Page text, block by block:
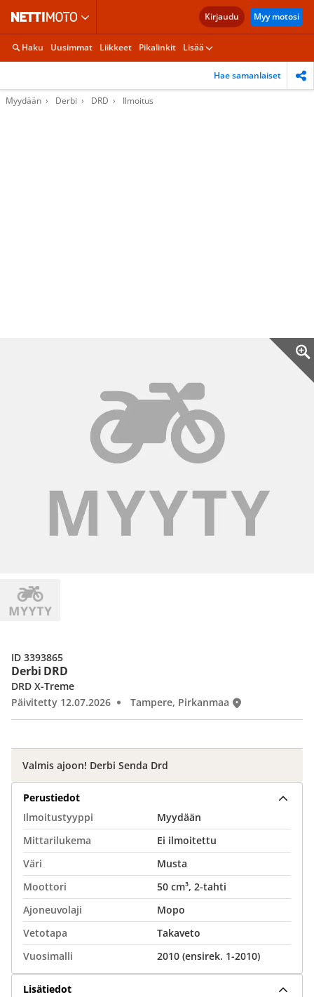
Kirjaudu Myy motosi
Haku Uusimmat Liikkeet Pikalinkit Lisää
Hae samanlaiset
Myydään Derbi DRD Ilmoitus
Derbi DRD
DRD X-Treme
Päivitetty 12.07.2026
Tampere, Pirkanmaa
ID 3393865
Valmis ajoon! Derbi Senda Drd
Perustiedot
Ilmoitustyyppi
Myydään
Mittarilukema
Ei ilmoitettu
Väri
Musta
Moottori
50 cm³, 2-tahti
Ajoneuvolaji
Mopo
Vetotapa
Takaveto
Vuosimalli
2010 (ensirek. 1-2010)
Lisätiedot